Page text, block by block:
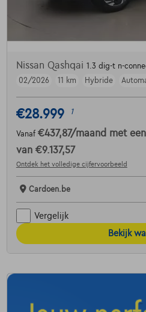
Nissan Qashqai 1.3 dig-t n-
02/2026
11 km Hybride
€28.999 1
Vanaf €437,87/maand met
van €9.137,57
Ontdek het volledige cijfervoorbeeld
Cardoen.be
Vergelijk
Bekijk